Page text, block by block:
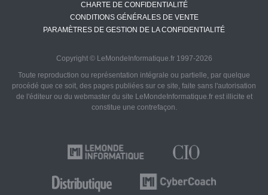
CHARTE DE CONFIDENTIALITÉ
CONDITIONS GÉNÉRALES DE VENTE
PARAMÈTRES DE GESTION DE LA CONFIDENTIALITÉ
Copyright © LeMondeInformatique.fr 1997-2026
Toute reproduction ou représentation intégrale ou partielle, par quelque
procédé que ce soit, des pages publiées sur ce site, faite sans l'autorisation
de l'éditeur ou du webmaster du site LeMondeInformatique.fr est illicite et
constitue une contrefaçon.